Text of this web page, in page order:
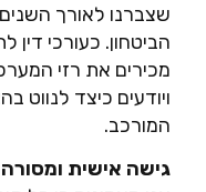
שצברנו לאורך
הביטחון. כעורכי דין
מכירים את רזי
ויודעים כיצד לנווט
המורכב.
גישה אישית